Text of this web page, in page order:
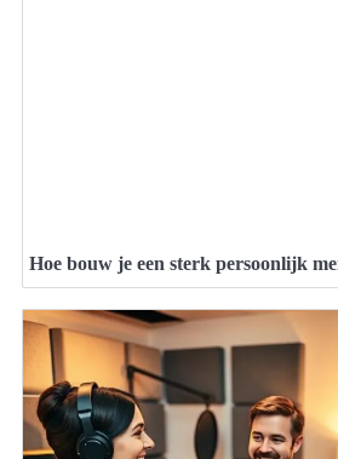
Hoe bouw je een sterk persoonlijk